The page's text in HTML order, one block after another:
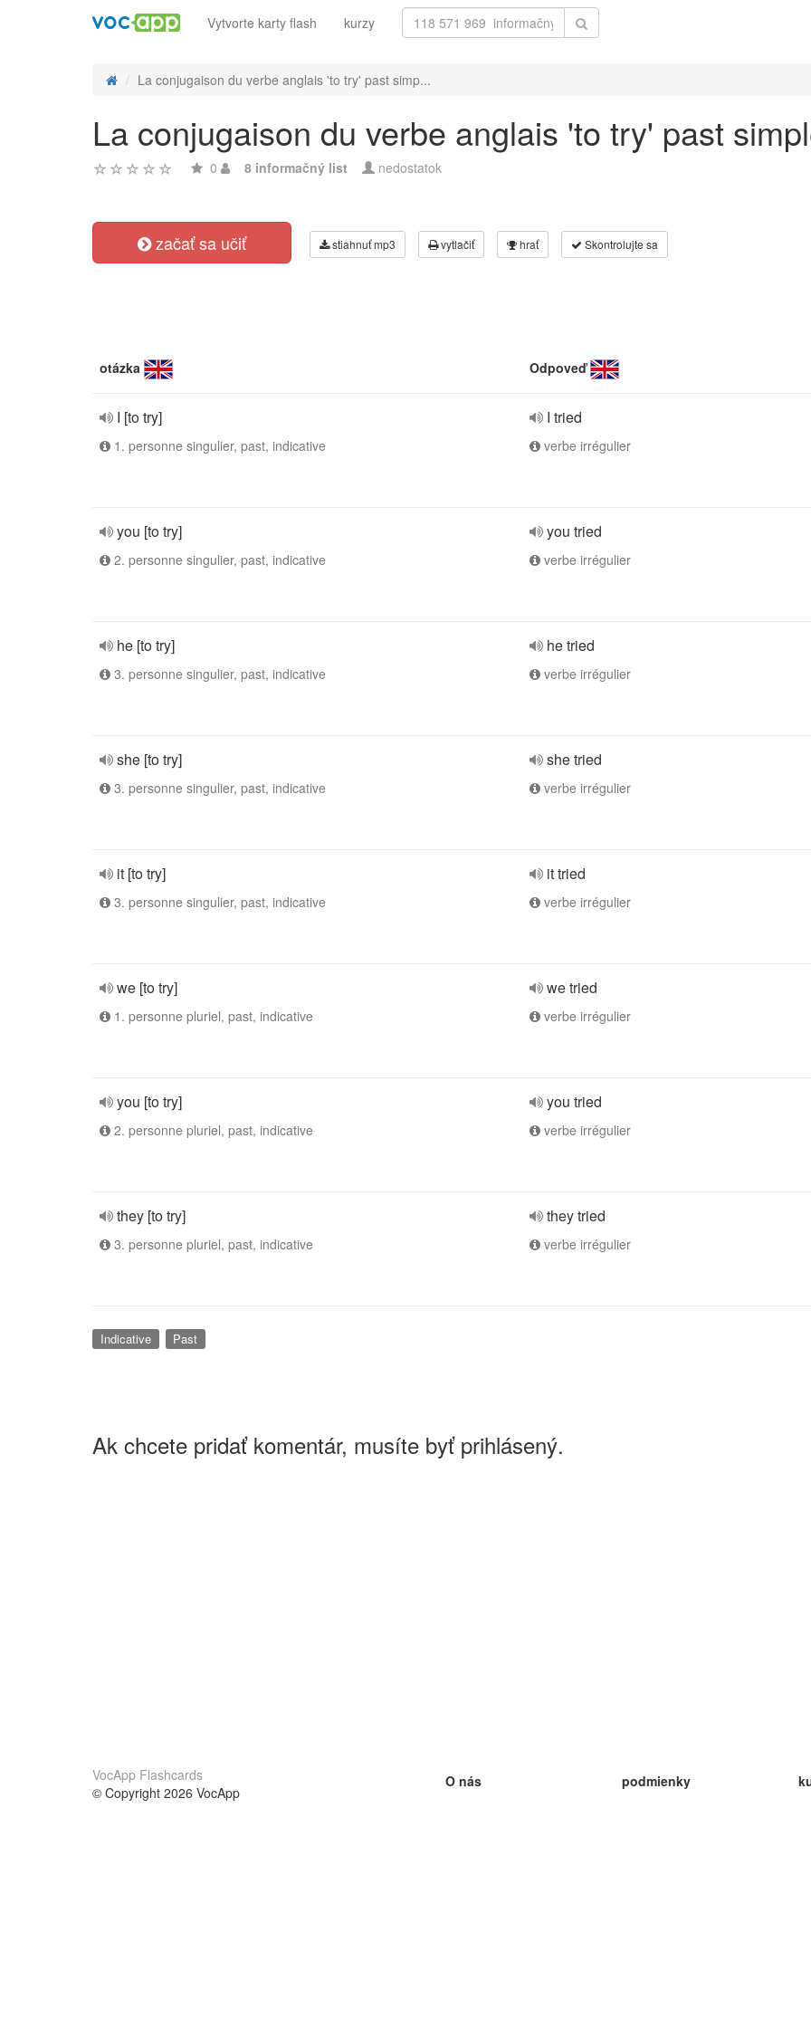
Vytvorte karty flash kurzy
La conjugaison du verbe anglais 'to try' past simp...
La conjugaison du verbe anglais 'to try' past
0 8 informačný list nedostatok
začať sa učiť stiahnuť mp3 vytlačiť hrať Skontrolujte sa
otázka Odpoveď
I [to try]
1. personne singulier, past, indicative
I tried
verbe irrégulier
you [to try]
2. personne singulier, past, indicative
you tried
verbe irrégulier
he [to try]
3. personne singulier, past, indicative
he tried
verbe irrégulier
she [to try]
3. personne singulier, past, indicative
she tried
verbe irrégulier
it [to try]
3. personne singulier, past, indicative
it tried
verbe irrégulier
we [to try]
1. personne pluriel, past, indicative
we tried
verbe irrégulier
you [to try]
2. personne pluriel, past, indicative
you tried
verbe irrégulier
they [to try]
3. personne pluriel, past, indicative
they tried
verbe irrégulier
Indicative Past
Ak chcete pridať komentár, musíte byť prihlásený.
VocApp Flashcards
© Copyright 2026 VocApp
O nás
podmienky